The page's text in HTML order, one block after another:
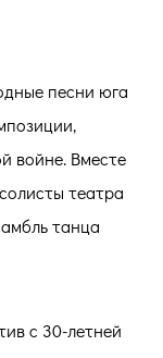
песни юга
войне. Вместе
театра
танца
с 30-летней